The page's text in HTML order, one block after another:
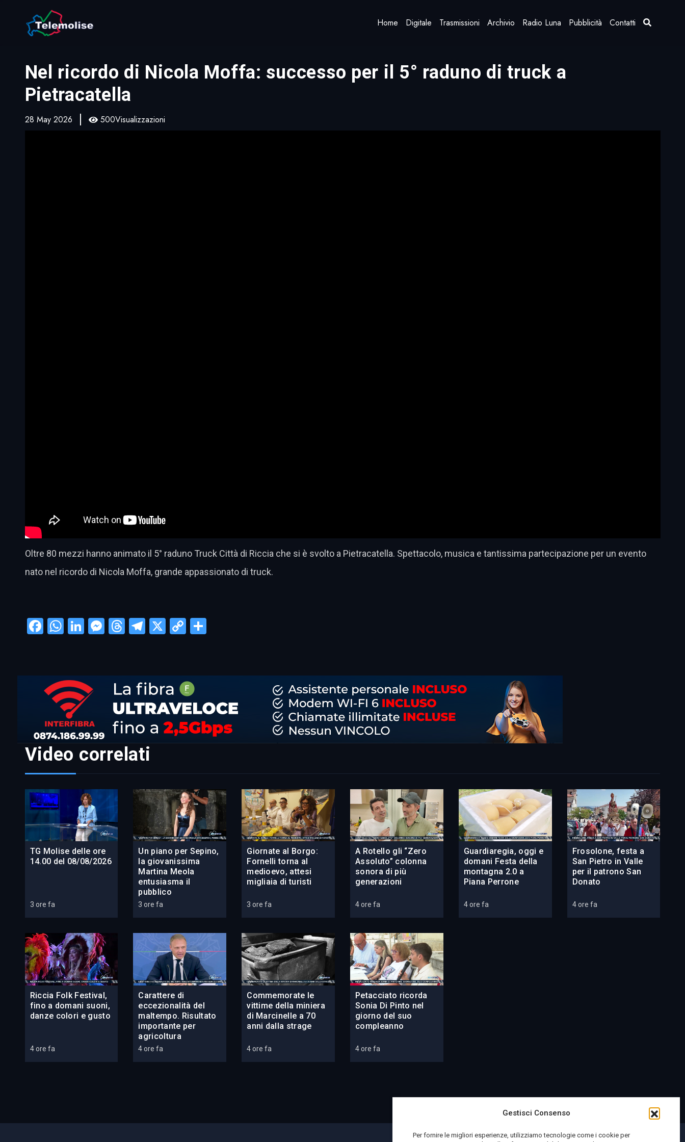
Gestisci Consenso
Per fornire le migliori esperienze, utilizziamo tecnologie come i cookie per
Home Digitale Trasmissioni Archivio Radio Luna Pubblicità Contatti
Nel ricordo di Nicola Moffa: successo per il 5° raduno di truck a
Pietracatella
28 May 2026 500Visualizzazioni
Oltre 80 mezzi hanno animato il 5° raduno Truck Città di Riccia che si è svolto a Pietracatella. Spettacolo, musica e tantissima partecipazione per un evento
nato nel ricordo di Nicola Moffa, grande appassionato di truck.
Facebook
WhatsApp
LinkedIn
Messenger
Threads
Telegram
X CopyCondividi
Video correlati
TG Molise delle ore
14.00 del 08/08/2026
3 ore fa
Un piano per Sepino,
la giovanissima
Martina Meola
entusiasma il
pubblico
3 ore fa
Giornate al Borgo:
Fornelli torna al
medioevo, attesi
migliaia di turisti
3 ore fa
A Rotello gli “Zero
Assoluto” colonna
sonora di più
generazioni
4 ore fa
Guardiaregia, oggi e
domani Festa della
montagna 2.0 a
Piana Perrone
4 ore fa
Frosolone, festa a
San Pietro in Valle
per il patrono San
Donato
4 ore fa
Riccia Folk Festival,
fino a domani suoni,
danze colori e gusto
4 ore fa
Carattere di
eccezionalità del
maltempo. Risultato
importante per
agricoltura
4 ore fa
Commemorate le
vittime della miniera
di Marcinelle a 70
anni dalla strage
4 ore fa
Petacciato ricorda
Sonia Di Pinto nel
giorno del suo
compleanno
4 ore fa